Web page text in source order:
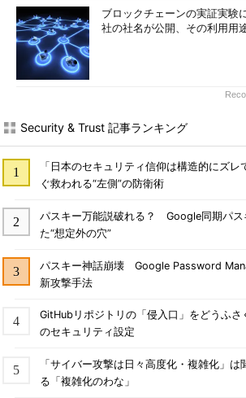
ブロックチェーンの実証実験
社の社名が公開、その利用用
Security & Trust 記事ランキング
「日本のセキュリティ信仰は構造的にズ
ぐ救われる“左側”の防衛術
パスキー万能説破れる？ Google同期パス
た“想定外の穴”
パスキー神話崩壊 Google Password
新攻撃手法
GitHubリポジトリの「侵入口」をどうふ
のセキュリティ設定
「サイバー攻撃は日々高度化・複雑化」
る「複雑化のわな」